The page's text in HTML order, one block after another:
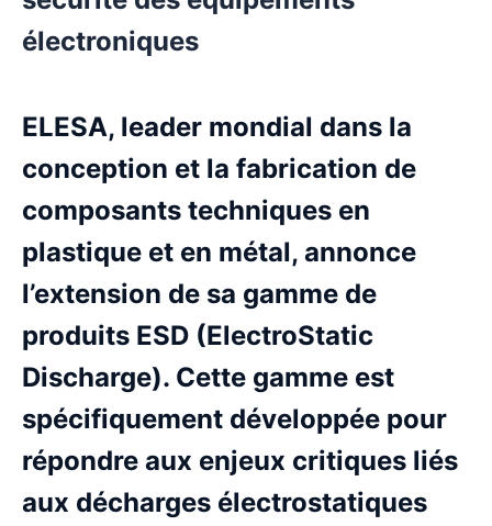
électroniques
ELESA, leader mondial dans la
conception et la fabrication de
composants techniques en
plastique et en métal, annonce
l’extension de sa gamme de
produits ESD (ElectroStatic
Discharge). Cette gamme est
spécifiquement développée pour
répondre aux enjeux critiques liés
aux décharges électrostatiques